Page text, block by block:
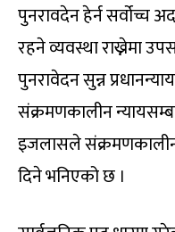
पुनरावदेन हेर्न सर्वोच्च
रहने व्यवस्था राख्नेमा
पुनरावेदन सुन्न
संक्रमणकालीन
इजलासले संक्रमणकालीन
दिने भनिएको छ ।